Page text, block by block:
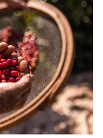
讓猛禽、夜行性鳥類與
同時，他也發起「公益
、隨喜捐款，將收入支
而言，永續不是標章或
區一起扛起來的選擇。
那個年代的狂與不甘黃
並不強勢，反而是「讓
，上有四個姊姊，是家
學校，直到某個週末回
幾捲卡